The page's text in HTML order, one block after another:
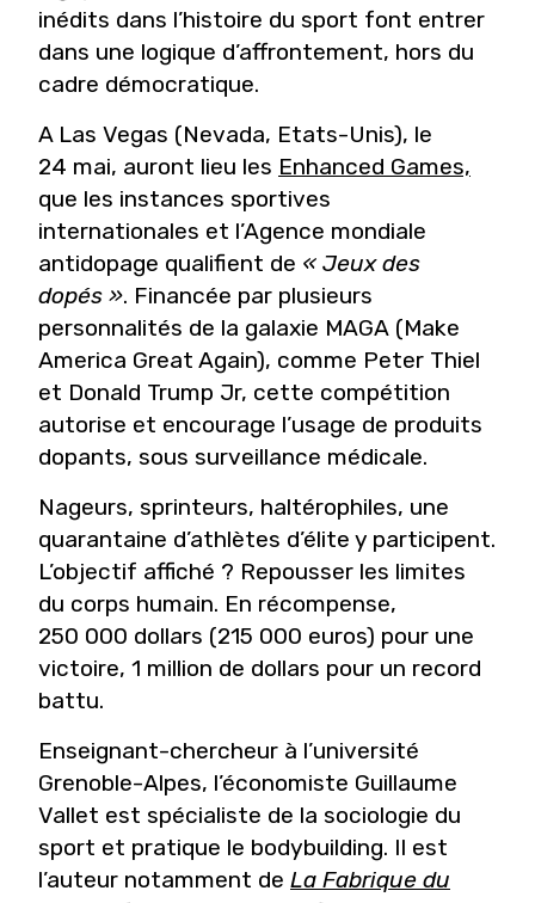
inédits dans l’histoire du sport font entrer
dans une logique d’affrontement, hors du
cadre démocratique.
A Las Vegas (Nevada, Etats-Unis), le
24 mai, auront lieu les Enhanced Games,
que les instances sportives
internationales et l’Agence mondiale
antidopage qualifient de « Jeux des
dopés ». Financée par plusieurs
personnalités de la galaxie MAGA (Make
America Great Again), comme Peter Thiel
et Donald Trump Jr, cette compétition
autorise et encourage l’usage de produits
dopants, sous surveillance médicale.
Nageurs, sprinteurs, haltérophiles, une
quarantaine d’athlètes d’élite y participent.
L’objectif affiché ? Repousser les limites
du corps humain. En récompense,
250 000 dollars (215 000 euros) pour une
victoire, 1 million de dollars pour un record
battu.
Enseignant-chercheur à l’université
Grenoble-Alpes, l’économiste Guillaume
Vallet est spécialiste de la sociologie du
sport et pratique le bodybuilding. Il est
l’auteur notamment de La Fabrique du